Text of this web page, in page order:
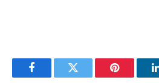
FacebookTwitter Pinterest